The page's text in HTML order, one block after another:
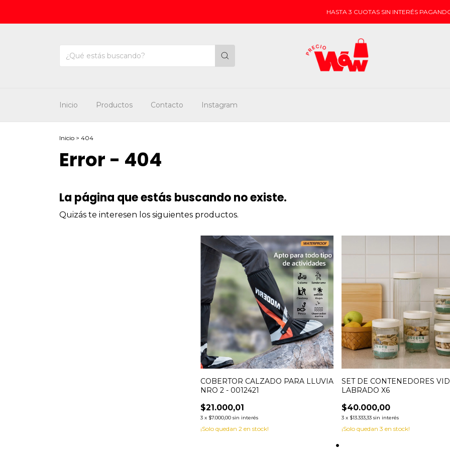
HASTA 3 CUOTAS SIN INTERÉS
Inicio Productos Contacto Instagram
Inicio > 404
Error - 404
La página que estás buscando no existe.
Quizás te interesen los siguientes productos.
COBERTOR CALZADO PARA LLUVIA
NRO 2 - 0012421
$21.000,01
3 x $7.000,00 sin interés
¡Solo quedan 2 en stock!
SET DE CONTENEDORES
LABRADO X6
$40.000,00
3 x $13.333,33 sin interés
¡Solo quedan 3 en stock!